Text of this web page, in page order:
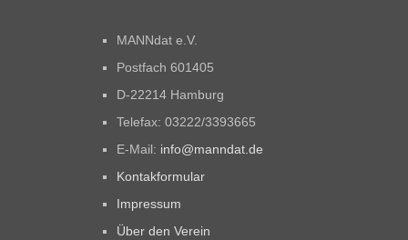
MANNdat e.V.
Postfach 601405
D-22214 Hamburg
Telefax: 03222/3393665
E-Mail: info@manndat.de
Kontakformular
Impressum
Über den Verein